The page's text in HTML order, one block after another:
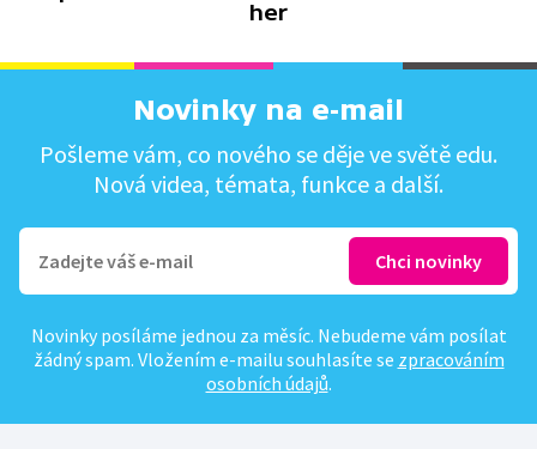
her
Novinky na e-mail
Pošleme vám, co nového se děje ve světě edu.
Nová videa, témata, funkce a další.
Novinky posíláme jednou za měsíc. Nebudeme vám posílat
žádný spam. Vložením e-mailu souhlasíte se zpracováním
osobních údajů.